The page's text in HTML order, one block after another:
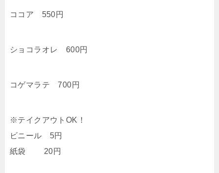
ココア 550円
ショコラオレ 600円
コゲマラテ 700円
※テイクアウトOK！
ビニール 5円
紙袋 20円